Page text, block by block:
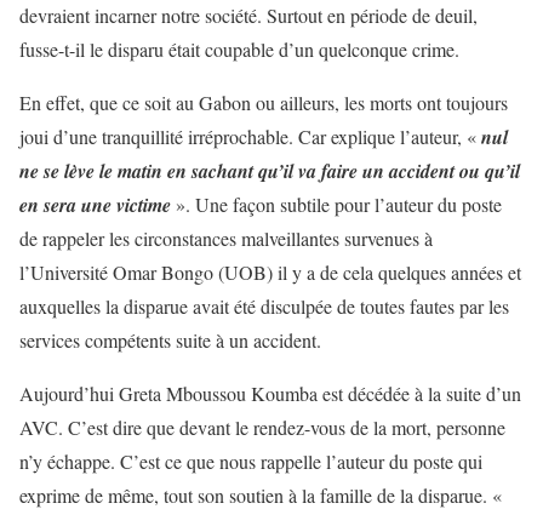
devraient incarner notre société. Surtout en période de deuil,
fusse-t-il le disparu était coupable d’un quelconque crime.
En effet, que ce soit au Gabon ou ailleurs, les morts ont toujours
joui d’une tranquillité irréprochable. Car explique l’auteur, «nul
ne se lève le matin en sachant qu’il va faire un accident ou qu’il
en sera une victime ». Une façon subtile pour l’auteur du poste
de rappeler les circonstances malveillantes survenues à
l’Université Omar Bongo (UOB) il y a de cela quelques années et
auxquelles la disparue avait été disculpée de toutes fautes par les
services compétents suite à un accident.
Aujourd’hui Greta Mboussou Koumba est décédée à la suite d’un
AVC. C’est dire que devant le rendez-vous de la mort, personne
n’y échappe. C’est ce que nous rappelle l’auteur du poste qui
exprime de même, tout son soutien à la famille de la disparue. «